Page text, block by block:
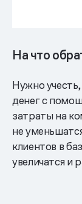
На что
Нужно
денег с
затраты на
не
клиентов в
увеличатся и